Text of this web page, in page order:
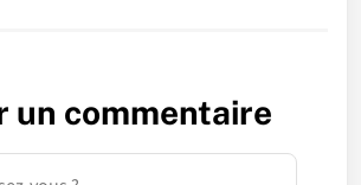
un commentaire